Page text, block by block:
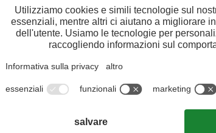
rilassarti
trovano